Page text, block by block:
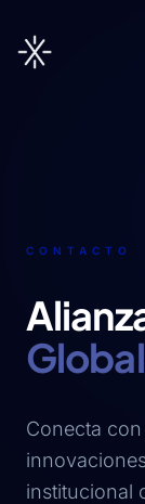
CONTACTO
Conecta
institucional